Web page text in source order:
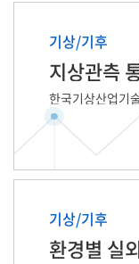
기상/기후
지상관측
한국기상산업기
기상/기후
환경별 실